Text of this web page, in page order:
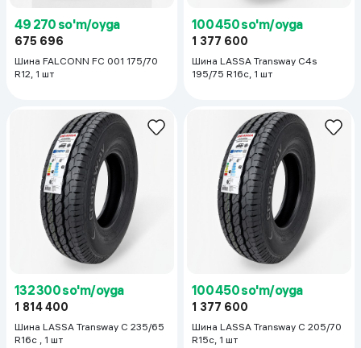
49 270 so'm/oyga
675 696
Шина FALCONN FC 001 175/70
R12, 1 шт
100 450 so'm/oyga
1 377 600
Шина LASSA Transway C4s
195/75 R16с, 1 шт
132 300 so'm/oyga
1 814 400
Шина LASSA Transway C 235/65
R16с , 1 шт
100 450 so'm/oyga
1 377 600
Шина LASSA Transway C 205/70
R15c, 1 шт